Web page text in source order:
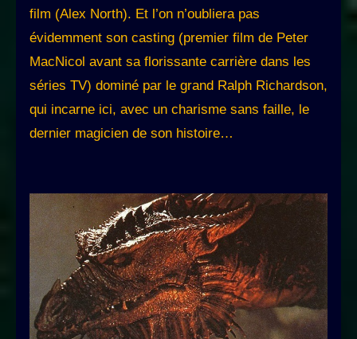
film (Alex North). Et l’on n’oubliera pas
évidemment son casting (premier film de Peter
MacNicol avant sa florissante carrière dans les
séries TV) dominé par le grand Ralph Richardson,
qui incarne ici, avec un charisme sans faille, le
dernier magicien de son histoire…